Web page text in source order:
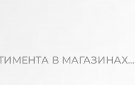
В МАГАЗИНАХ...